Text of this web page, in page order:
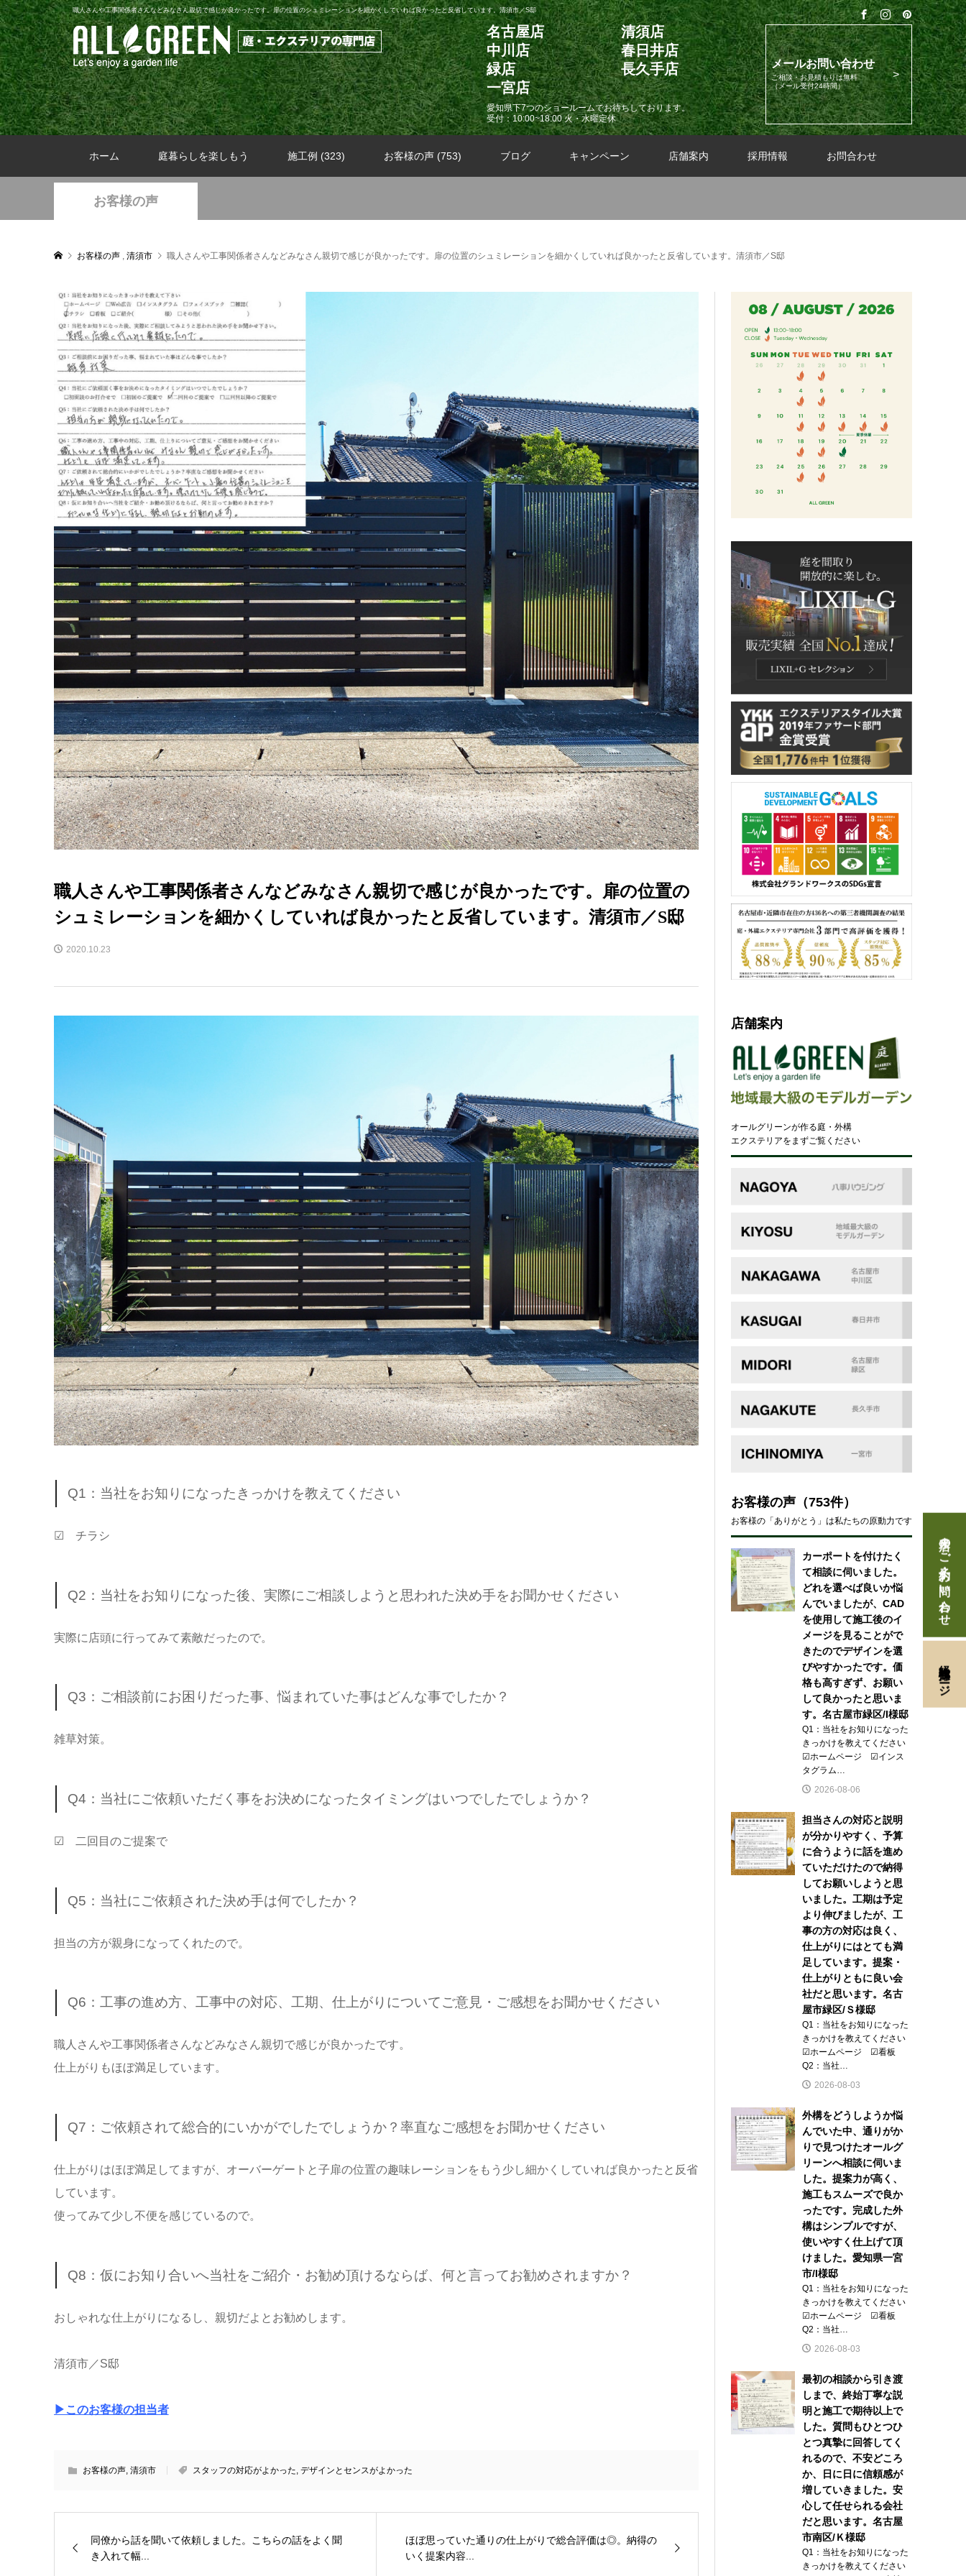
職人さんや工事関係者さんなどみなさん親切で感じが良かったです。扉の位置のシュミレーションを細かくしていれば良かったと反省しています。清須市／S邸
名古屋店
清須店
中川店
春日井店
緑店
長久手店
一宮店
愛知県下7つのショールームでお待ちしております。
受付：10:00~18:00 火・水曜定休
メールお問い合わせ
ご相談・お見積もりは無料
（メール受付24時間）
ホーム 庭暮らしを楽しもう 施工例 (323) お客様の声 (753) ブログ キャンペーン 店舗案内 採用情報 お問合わせ
お客様の声
お客様の声 , 清須市 職人さんや工事関係者さんなどみなさん親切で感じが良かったです。扉の位置のシュミレーションを細かくしていれば良かったと反省しています。清須市／S邸
職人さんや工事関係者さんなどみなさん親切で感じが良かったです。扉の位置の
シュミレーションを細かくしていれば良かったと反省しています。清須市／S邸
2020.10.23
Q1：当社をお知りになったきっかけを教えてください
☑ チラシ
Q2：当社をお知りになった後、実際にご相談しようと思われた決め手をお聞かせください
実際に店頭に行ってみて素敵だったので。
Q3：ご相談前にお困りだった事、悩まれていた事はどんな事でしたか？
雑草対策。
Q4：当社にご依頼いただく事をお決めになったタイミングはいつでしたでしょうか？
☑ 二回目のご提案で
Q5：当社にご依頼された決め手は何でしたか？
担当の方が親身になってくれたので。
Q6：工事の進め方、工事中の対応、工期、仕上がりについてご意見・ご感想をお聞かせください
職人さんや工事関係者さんなどみなさん親切で感じが良かったです。
仕上がりもほぼ満足しています。
Q7：ご依頼されて総合的にいかがでしたでしょうか？率直なご感想をお聞かせください
仕上がりはほぼ満足してますが、オーバーゲートと子扉の位置の趣味レーションをもう少し細かくしていれば良かったと反省
しています。
使ってみて少し不便を感じているので。
Q8：仮にお知り合いへ当社をご紹介・お勧め頂けるならば、何と言ってお勧めされますか？
おしゃれな仕上がりになるし、親切だよとお勧めします。
清須市／S邸
▶このお客様の担当者
お客様の声, 清須市 スタッフの対応がよかった デザインとセンスがよかった
同僚から話を聞いて依頼しました。こちらの話をよく聞
き入れて幅...
ほぼ思っていた通りの仕上がりで総合評価は◎。納得の
いく提案内容...
店舗案内
オールグリーンが作る庭・外構
エクステリアをまずご覧ください
お客様の声 （753件）
お客様の「ありがとう」は私たちの原動力です
カーポートを付けたく
て相談に伺いました。
どれを選べば良いか悩
んでいましたが、CAD
を使用して施工後のイ
メージを見ることがで
きたのでデザインを選
びやすかったです。価
格も高すぎず、お願い
して良かったと思いま
す。名古屋市緑区/I様邸
Q1：当社をお知りになった
きっかけを教えてください
☑ホームページ ☑インス
タグラム…
2026-08-06
担当さんの対応と説明
が分かりやすく、予算
に合うように話を進め
ていただけたので納得
してお願いしようと思
いました。工期は予定
より伸びましたが、工
事の方の対応は良く、
仕上がりにはとても満
足しています。提案・
仕上がりともに良い会
社だと思います。名古
屋市緑区/Ｓ様邸
Q1：当社をお知りになった
きっかけを教えてください
☑ホームページ ☑看板
Q2：当社…
2026-08-03
外構をどうしようか悩
んでいた中、通りがか
りで見つけたオールグ
リーンへ相談に伺いま
した。提案力が高く、
施工もスムーズで良か
ったです。完成した外
構はシンプルですが、
使いやすく仕上げて頂
けました。愛知県一宮
市/I様邸
Q1：当社をお知りになった
きっかけを教えてください
☑ホームページ ☑看板
Q2：当社…
2026-08-03
最初の相談から引き渡
しまで、終始丁寧な説
明と施工で期待以上で
した。質問もひとつひ
とつ真摯に回答してく
れるので、不安どころ
か、日に日に信頼感が
増していきました。安
心して任せられる会社
だと思います。名古屋
市南区/Ｋ様邸
Q1：当社をお知りになった
きっかけを教えてください
来店のご予約・お問い合わせ
経験者採用ページ